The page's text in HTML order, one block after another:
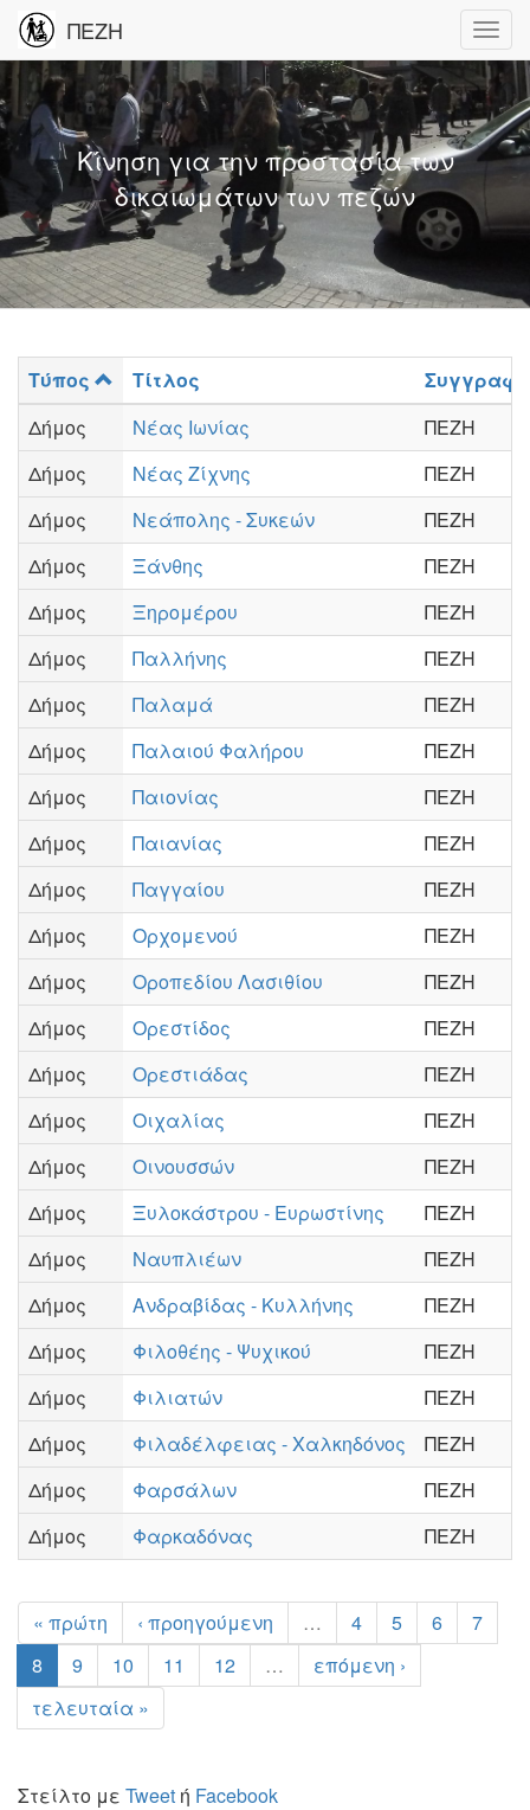
ΠΕΖΗ
Κίνηση για την προστασία των
δικαιωμάτων των πεζών
Τύπος Τίτλος
Δήμος
Νέας Ιωνίας
ΠΕΖΗ
Δήμος
Νέας Ζίχνης
ΠΕΖΗ
Δήμος
Νεάπολης - Συκεών
ΠΕΖΗ
Δήμος
Ξάνθης
ΠΕΖΗ
Δήμος
Ξηρομέρου
ΠΕΖΗ
Δήμος
Παλλήνης
ΠΕΖΗ
Δήμος
Παλαμά
ΠΕΖΗ
Δήμος
Παλαιού Φαλήρου
ΠΕΖΗ
Δήμος
Παιονίας
ΠΕΖΗ
Δήμος
Παιανίας
ΠΕΖΗ
Δήμος
Παγγαίου
ΠΕΖΗ
Δήμος
Ορχομενού
ΠΕΖΗ
Δήμος
Οροπεδίου Λασιθίου
ΠΕΖΗ
Δήμος
Ορεστίδος
ΠΕΖΗ
Δήμος
Ορεστιάδας
ΠΕΖΗ
Δήμος
Οιχαλίας
ΠΕΖΗ
Δήμος
Οινουσσών
ΠΕΖΗ
Δήμος
Ξυλοκάστρου - Ευρωστίνης
ΠΕΖΗ
Δήμος
Ναυπλιέων
ΠΕΖΗ
Δήμος
Ανδραβίδας - Κυλλήνης
ΠΕΖΗ
Δήμος
Φιλοθέης - Ψυχικού
ΠΕΖΗ
Δήμος
Φιλιατών
ΠΕΖΗ
Δήμος
Φιλαδέλφειας - Χαλκηδόνος
ΠΕΖΗ
Δήμος
Φαρσάλων
ΠΕΖΗ
Δήμος
Φαρκαδόνας ΠΕΖΗ
« πρώτη ‹ προηγούμενη … 4 5 6
7
8
9 10 11 12 …
επόμενη ›
τελευταία »
Στείλτο με Tweet ή Facebook